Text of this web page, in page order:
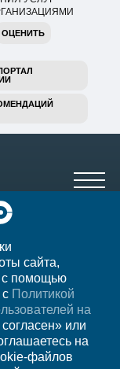
ОЦЕНИТЬ
сайта,
с помощью
Политикой
на
или
на
файлов